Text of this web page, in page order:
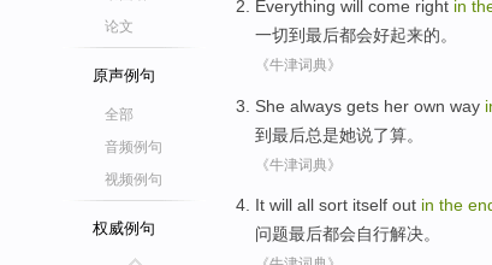
论文
原声例句
全部
音频例句
视频例句
权威例句
Everything will come right in
一切到最后都会好起来的。
《牛津词典》
She always gets her own way
到最后总是她说了算。
《牛津词典》
It will all sort itself out in the
问题最后都会自行解决。